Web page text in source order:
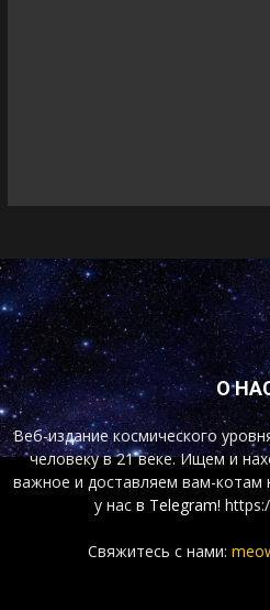
О
Веб-издание космического
человеку в 21 веке. Ищем и
важное и доставляем вам-
у нас в Telegram!
Свяжитесь с нами: